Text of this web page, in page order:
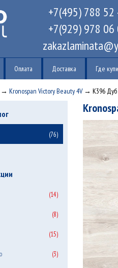
+7(495) 788 52
+7(929) 978 06
Оплата Доставка Где
Kronospan Victory Beauty 4V→ K396 Дуб
(76)
(14)
(8)
(15)
(3)